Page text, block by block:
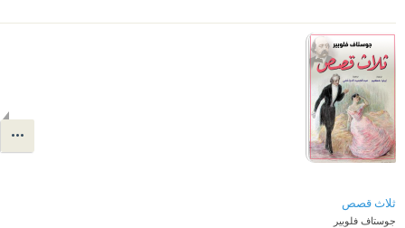
ثلاث قصص
جوستاف فلوبير